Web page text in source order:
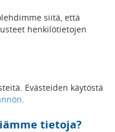
siitä, että
henkilötietojen
Evästeiden käytöstä
.
tietoja?